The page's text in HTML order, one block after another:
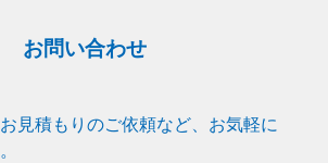
お問い合わせ
見積もりのご依頼など、お気軽に